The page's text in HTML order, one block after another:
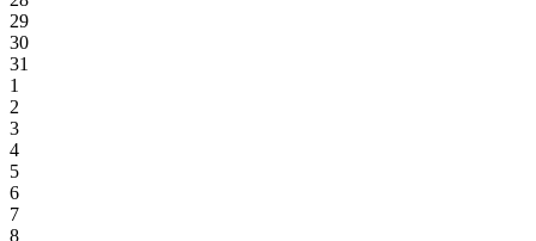
29
30
31
1
2
3
4
5
6
7
8